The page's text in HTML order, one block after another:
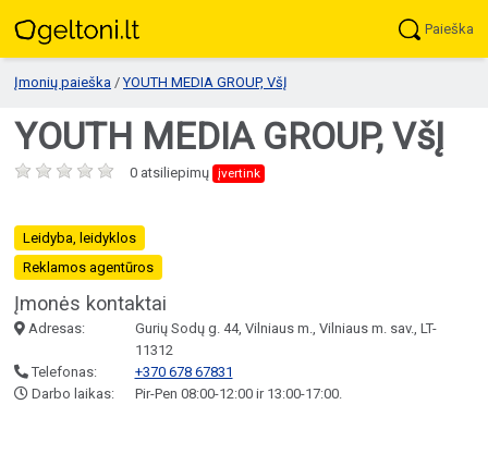
Paieška
Įmonių paieška /YOUTH MEDIA GROUP, VšĮ
YOUTH MEDIA GROUP, VšĮ
0 atsiliepimų įvertink
Leidyba, leidyklos
Reklamos agentūros
Įmonės kontaktai
Adresas:
Gurių Sodų g. 44, Vilniaus m., Vilniaus m. sav., LT-
11312
Telefonas:
+370 678 67831
Darbo laikas:
Pir-Pen 08:00-12:00 ir 13:00-17:00.